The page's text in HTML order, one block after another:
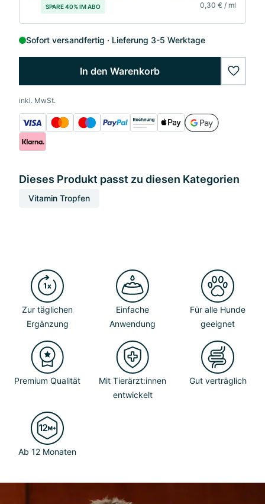
SPARE 40% IM ABO 0,30 € / ml
Sofort versandfertig Lieferung 3-5 Werktage
In den Warenkorb
inkl. MwSt.
Dieses Produkt passt zu diesen Kategorien
Vitamin Tropfen
Zur täglichen
Ergänzung
Einfache
Anwendung
Für alle Hunde
geeignet
Premium Qualität
Mit Tierärzt:innen
entwickelt
Gut verträglich
Ab 12 Monaten